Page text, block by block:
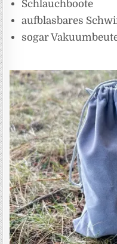
Schlauchboote
aufblasbares
sogar